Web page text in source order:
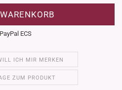
ICH MIR MERKEN
ZUM PRODUKT